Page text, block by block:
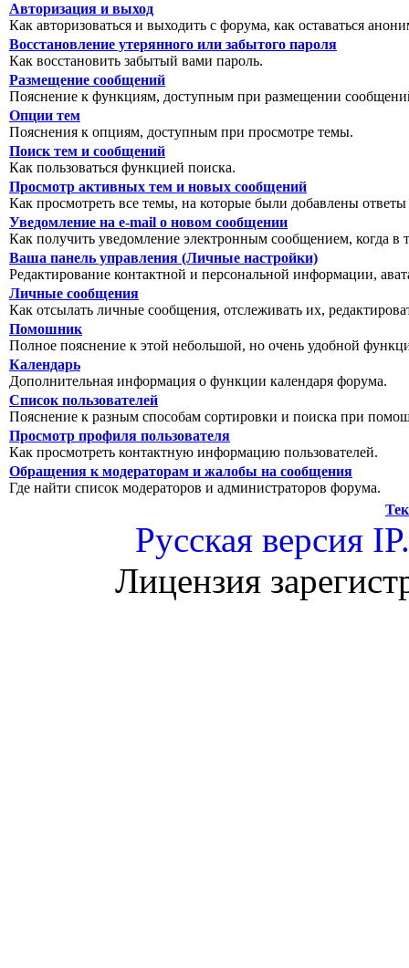
Авторизация и выход
Как авторизоваться и выходить с форума, как оставаться
Восстановление утерянного или забытого пароля
Как восстановить забытый вами пароль.
Размещение сообщений
Пояснение к функциям, доступным при размещении
Опции тем
Пояснения к опциям, доступным при просмотре темы.
Поиск тем и сообщений
Как пользоваться функцией поиска.
Просмотр активных тем и новых сообщений
Как просмотреть все темы, на которые были добавлены
Уведомление на е-mail о новом сообщении
Как получить уведомление электронным сообщением, когда в
Ваша панель управления (Личные настройки)
Редактирование контактной и персональной информации,
Личные сообщения
Как отсылать личные сообщения, отслеживать их,
Помошник
Полное пояснение к этой небольшой, но очень удобной
Календарь
Дополнительная информация о функции календаря форума.
Список пользователей
Пояснение к разным способам сортировки и поиска при
Просмотр профиля пользователя
Как просмотреть контактную информацию пользователей.
Обращения к модераторам и жалобы на сообщения
Где найти список модераторов и администраторов форума.
Русская версия
Лицензия